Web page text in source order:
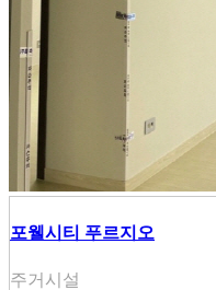
포웰시티 푸르지오
주거시설